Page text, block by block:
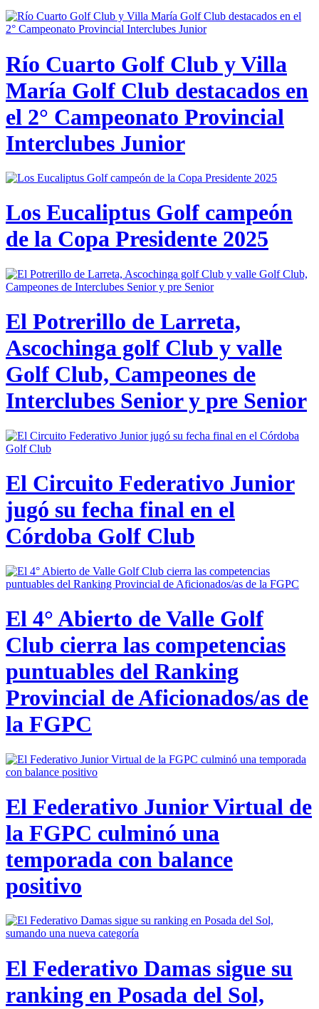
Río Cuarto Golf Club y Villa
María Golf Club destacados en
el 2° Campeonato Provincial
Interclubes Junior
Los Eucaliptus Golf campeón
de la Copa Presidente 2025
El Potrerillo de Larreta,
Ascochinga golf Club y valle
Golf Club, Campeones de
Interclubes Senior y pre Senior
El Circuito Federativo Junior
jugó su fecha final en el
Córdoba Golf Club
El 4° Abierto de Valle Golf
Club cierra las competencias
puntuables del Ranking
Provincial de Aficionados/as de
la FGPC
El Federativo Junior Virtual de
la FGPC culminó una
temporada con balance
positivo
El Federativo Damas sigue su
ranking en Posada del Sol,